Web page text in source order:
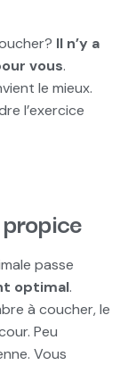
Il n’y a
vous.
le mieux.
l’exercice
passe
optimal.
à coucher, le
Peu
Vous